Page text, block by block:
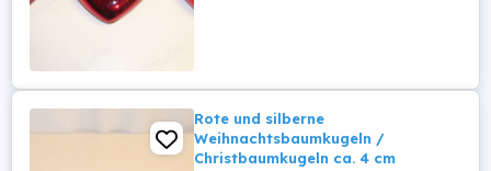
Rote und silberne
Weihnachtsbaumkugeln /
Christbaumkugeln ca. 4 cm